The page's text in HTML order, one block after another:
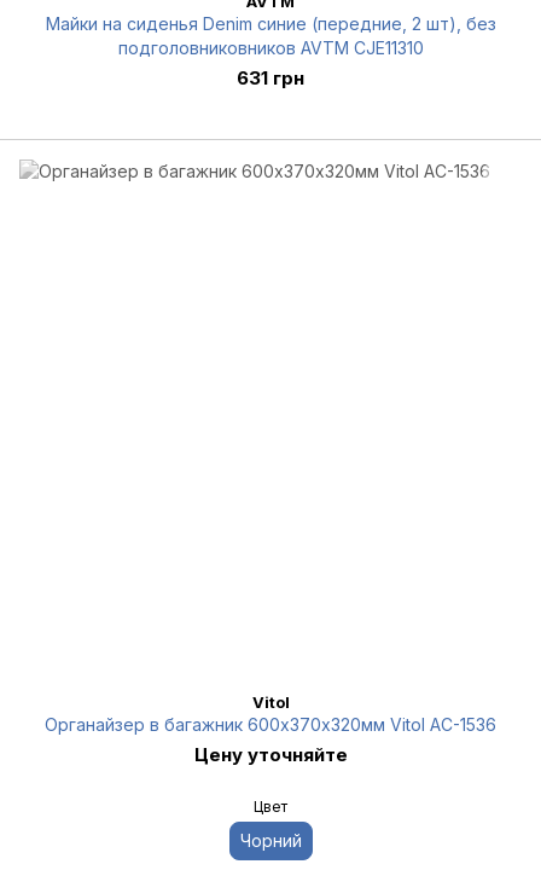
Майки на сиденья Denim синие (передние, 2 шт), без
подголовниковников AVTM CJE11310
631 грн
Vitol
Органайзер в багажник 600х370х320мм Vitol AC-1536
Цену уточняйте
Цвет
Чорний